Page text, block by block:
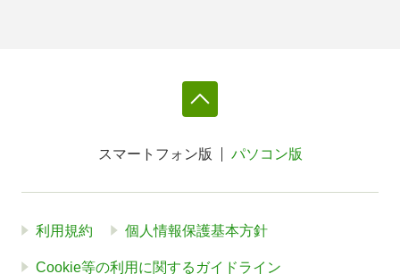
スマートフォン版 パソコン版
利用規約 個人情報保護基本方針
Cookie等の利用に関するガイドライン